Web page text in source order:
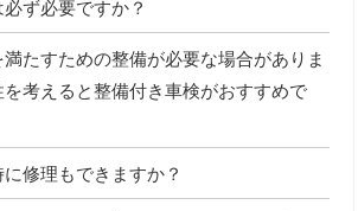
ず必要ですか？
たすための整備が必要な場合がありま
を考えると整備付き車検がおすすめで
修理もできますか？